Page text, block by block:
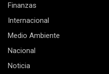
Finanzas
Internacional
Medio Ambiente
Nacional
Noticia